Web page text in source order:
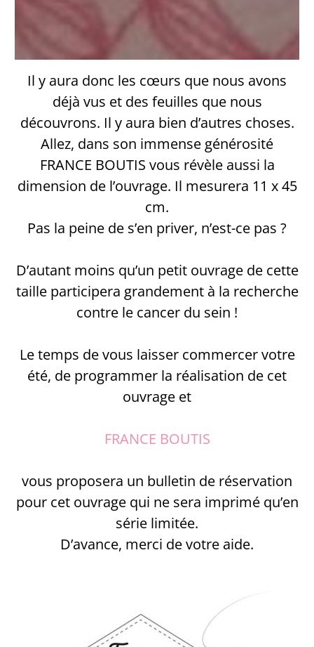
Il y aura donc les cœurs que nous avons
déjà vus et des feuilles que nous
découvrons. Il y aura bien d’autres choses.
Allez, dans son immense générosité
FRANCE BOUTIS vous révèle aussi la
dimension de l’ouvrage. Il mesurera 11 x 45
cm.
Pas la peine de s’en priver, n’est-ce pas ?
D’autant moins qu’un petit ouvrage de cette
taille participera grandement à la recherche
contre le cancer du sein !
Le temps de vous laisser commercer votre
été, de programmer la réalisation de cet
ouvrage et
FRANCE BOUTIS
vous proposera un bulletin de réservation
pour cet ouvrage qui ne sera imprimé qu’en
série limitée.
D’avance, merci de votre aide.